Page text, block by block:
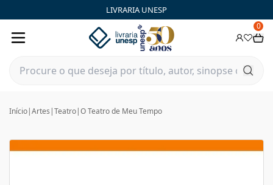
LIVRARIA UNESP
0
Início|Artes |Teatro|O Teatro de Meu Tempo